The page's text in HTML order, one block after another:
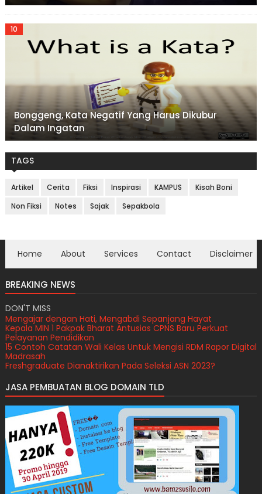
Bonggeng, Kata Negatif Yang Harus Dikubur
Dalam Ingatan
TAGS
Artikel Cerita Fiksi Inspirasi KAMPUS
Kisah Boni
Non Fiksi
Notes Sajak Sepakbola
Home About Services Contact Disclaimer
BREAKING NEWS
DON'T MISS
Mengajar dengan Hati, Mengabdi Sepanjang Hayat
Kepala MIN 1 Pakpak Bharat Antusias CPNS Baru Perkuat
Pelayanan Pendidikan
15 Contoh Catatan Wali Kelas Untuk Mengisi RDM Rapor Digital
Madrasah
Freshgraduate Dianaktirikan Pada Seleksi ASN 2023?
JASA PEMBUATAN BLOG DOMAIN TLD